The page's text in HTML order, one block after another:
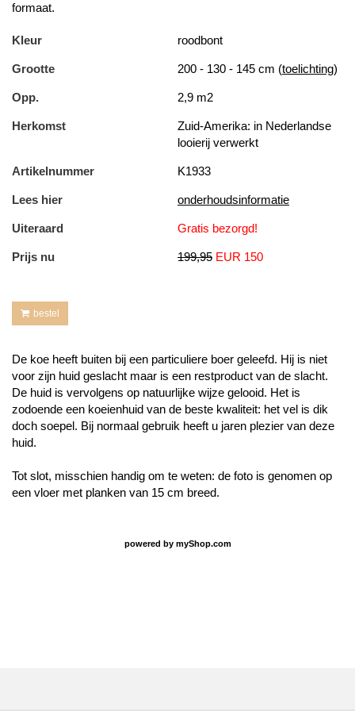
formaat.
Kleur roodbont
Grootte 200 - 130 - 145 cm (toelichting)
Opp. 2,9 m2
Herkomst
Zuid-Amerika: in Nederlandse
looierij verwerkt
Artikelnummer K1933
Lees hier onderhoudsinformatie
Uiteraard Gratis bezorgd!
Prijs nu 199,95 EUR 150
bestel
De koe heeft buiten bij een particuliere boer geleefd. Hij is niet
voor zijn huid geslacht maar is een restproduct van de slacht.
De huid is vervolgens op natuurlijke wijze gelooid. Het is
zodoende een koeienhuid van de beste kwaliteit: het vel is dik
doch soepel. Bij normaal gebruik heeft u jaren plezier van deze
huid.
Tot slot, misschien handig om te weten: de foto is genomen op
een vloer met planken van 15 cm breed.
powered by myShop.com